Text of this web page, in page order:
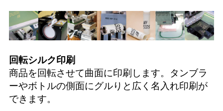
回転シルク印刷
商品を回転させて曲面に印刷します。タンブラ
ーやボトルの側面にグルりと広く名入れ印刷が
できます。